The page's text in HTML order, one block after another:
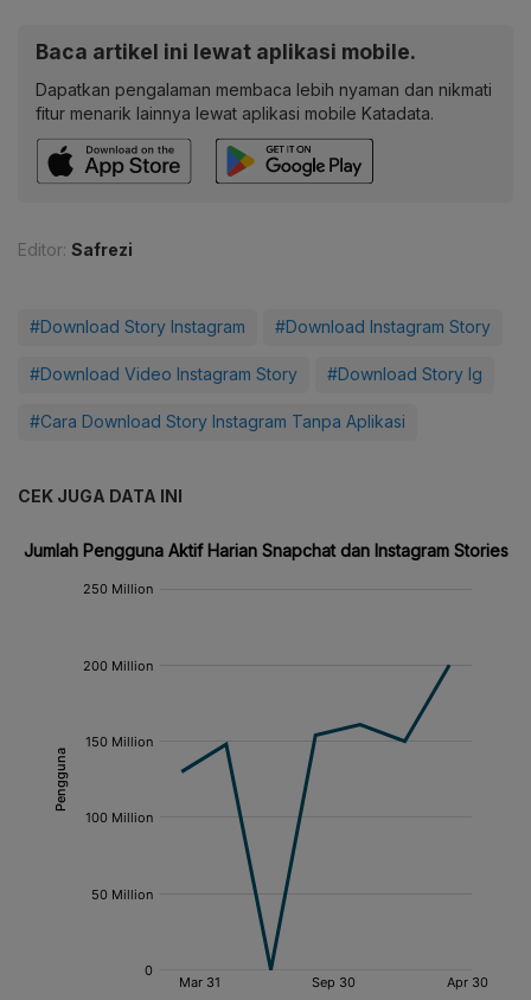
Baca artikel ini lewat aplikasi mobile.
Dapatkan pengalaman membaca lebih nyaman dan nikmati
fitur menarik lainnya lewat aplikasi mobile Katadata.
Editor: Safrezi
#Download Story Instagram #Download Instagram Story
#Download Video Instagram Story #Download Story Ig
#Cara Download Story Instagram Tanpa Aplikasi
CEK JUGA DATA INI